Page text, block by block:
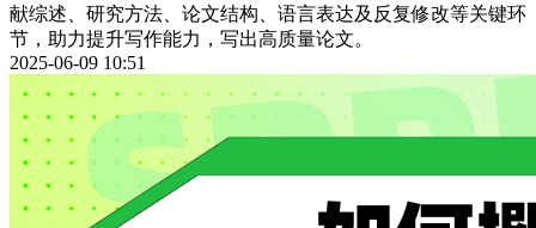
献综述、研究方法、论文结构、语言表达及反复修改等关键环
节，助力提升写作能力，写出高质量论文。
2025-06-09 10:51